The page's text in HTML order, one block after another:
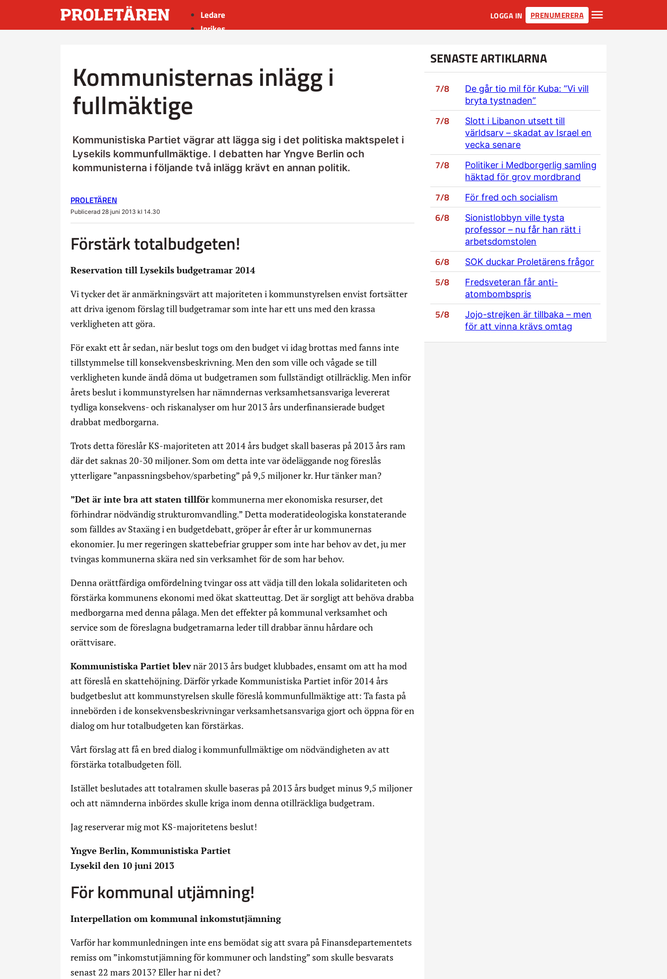
Ledare
Inrikes
Sport
Insänt
LOGGA IN PRENUMERERA
Kommunisternas inlägg i
fullmäktige
Kommunistiska Partiet vägrar att lägga sig i det politiska maktspelet i
Lysekils kommunfullmäktige. I debatten har Yngve Berlin och
kommunisterna i följande två inlägg krävt en annan politik.
PROLETÄREN
Publicerad 28 juni 2013 kl 14.30
Förstärk totalbudgeten!
Reservation till Lysekils budgetramar 2014
Vi tycker det är anmärkningsvärt att majoriteten i kommunstyrelsen envist fortsätter
att driva igenom förslag till budgetramar som inte har ett uns med den krassa
verkligheten att göra.
För exakt ett år sedan, när beslut togs om den budget vi idag brottas med fanns inte
tillstymmelse till konsekvensbeskrivning. Men den som ville och vågade se till
verkligheten kunde ändå döma ut budgetramen som fullständigt otillräcklig. Men inför
årets beslut i kommunstyrelsen har nämndernas verksamhetsansvariga levererat
tydliga konsekvens- och riskanalyser om hur 2013 års underfinansierade budget
drabbat medborgarna.
Trots detta föreslår KS-majoriteten att 2014 års budget skall baseras på 2013 års ram
där det saknas 20-30 miljoner. Som om detta inte var ödeläggande nog föreslås
ytterligare ”anpassningsbehov/sparbeting” på 9,5 miljoner kr. Hur tänker man?
”Det är inte bra att staten tillförkommunerna mer ekonomiska resurser, det
förhindrar nödvändig strukturomvandling.” Detta moderatideologiska konstaterande
som fälldes av Staxäng i en budgetdebatt, gröper år efter år ur kommunernas
ekonomier. Ju mer regeringen skattebefriar grupper som inte har behov av det, ju mer
tvingas kommunerna skära ned sin verksamhet för de som har behov.
Denna orättfärdiga omfördelning tvingar oss att vädja till den lokala solidariteten och
förstärka kommunens ekonomi med ökat skatteuttag. Det är sorgligt att behöva drabba
medborgarna med denna pålaga. Men det effekter på kommunal verksamhet och
service som de föreslagna budgetramarna leder till drabbar ännu hårdare och
orättvisare.
Kommunistiska Partiet blevnär 2013 års budget klubbades, ensamt om att ha mod
att föreslå en skattehöjning. Därför yrkade Kommunistiska Partiet inför 2014 års
budgetbeslut att kommunstyrelsen skulle föreslå kommunfullmäktige att: Ta fasta på
innebörden i de konsekvensbeskrivningar verksamhetsansvariga gjort och öppna för en
dialog om hur totalbudgeten kan förstärkas.
Vårt förslag att få en bred dialog i kommunfullmäktige om nödvändigheten av att
förstärka totalbudgeten föll.
Istället beslutades att totalramen skulle baseras på 2013 års budget minus 9,5 miljoner
och att nämnderna inbördes skulle kriga inom denna otillräckliga budgetram.
Jag reserverar mig mot KS-majoritetens beslut!
Yngve Berlin, Kommunistiska Partiet
Lysekil den 10 juni 2013
För kommunal utjämning!
Interpellation om kommunal inkomstutjämning
Varför har kommunledningen inte ens bemödat sig att svara på Finansdepartementets
remiss om ”inkomstutjämning för kommuner och landsting” som skulle besvarats
senast 22 mars 2013? Eller har ni det?
SENASTE ARTIKLARNA
7/8
De går tio mil för Kuba: ”Vi vill
bryta tystnaden”
7/8
Slott i Libanon utsett till
världsarv – skadat av Israel en
vecka senare
7/8
Politiker i Medborgerlig samling
häktad för grov mordbrand
7/8 För fred och socialism
6/8
Sionistlobbyn ville tysta
professor – nu får han rätt i
arbetsdomstolen
6/8 SOK duckar Proletärens frågor
5/8
Fredsveteran får anti-
atombombspris
5/8
Jojo-strejken är tillbaka – men
för att vinna krävs omtag